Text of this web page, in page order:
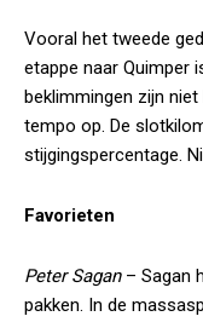
Vooral het tweede
etappe naar Quimper
beklimmingen zijn
tempo op. De
stijgingspercentage.
Favorieten
Peter Sagan– Sagan
pakken. In de